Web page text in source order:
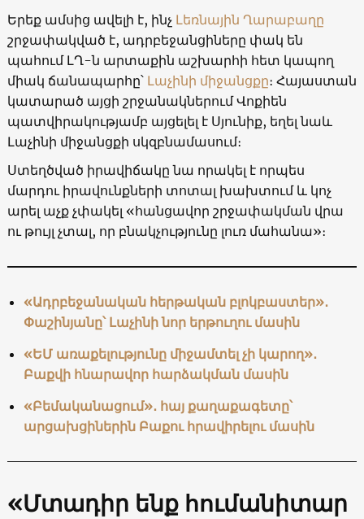
Երեք ամսից ավելի է, ինչ Լեռնային Ղարաբաղը
շրջափակված է, ադրբեջանցիները փակ են
պահում ԼՂ-ն արտաքին աշխարհի հետ կապող
միակ ճանապարհը՝ Լաչինի միջանցքը։ Հայաստան
կատարած այցի շրջանակներում Վոքիեն
պատվիրակությամբ այցելել է Սյունիք, եղել նաև
Լաչինի միջանցքի սկզբնամասում։
Ստեղծված իրավիճակը նա որակել է որպես
մարդու իրավունքների տոտալ խախտում և կոչ
արել աչք չփակել «հանցավոր շրջափակման վրա
ու թույլ չտալ, որ բնակչությունը լուռ մահանա»։
«Ադրբեջանական հերթական բլոկբաստեր»․
Փաշինյանը՝ Լաչինի նոր երթուղու մասին
«ԵՄ առաքելությունը միջամտել չի կարող»․
Բաքվի հնարավոր հարձակման մասին
«Բեմականացում»․ հայ քաղաքագետը՝
արցախցիներին Բաքու հրավիրելու մասին
«Մտադիր ենք հումանիտար